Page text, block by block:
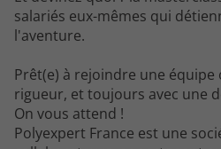
salariés eux-mêmes qui
l'aventure.
Prêt(e) à rejoindre une équipe
rigueur, et toujours avec une
On vous attend !
Polyexpert France est une